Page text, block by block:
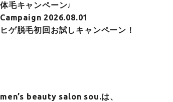
体毛キャンペーン♩
Campaign 2026.08.01
ヒゲ脱毛初回お試しキャンペーン！
men’s beauty salon sou.は、